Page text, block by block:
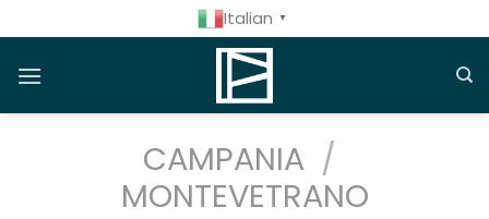
ai
contenuti
Italian ▼
CAMPANIA /
MONTEVETRANO